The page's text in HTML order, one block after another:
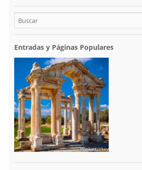
Entradas y Páginas Populares